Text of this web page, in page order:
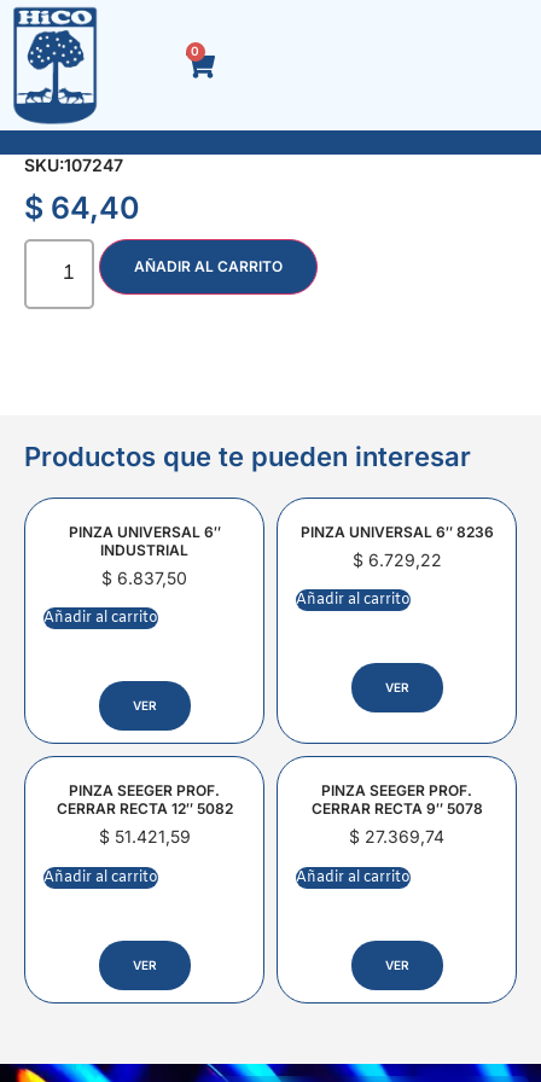
0
PERNO P/ARCO SIERRA
SKU:107247
$ 64,40
AÑADIR AL CARRITO
Productos que te pueden interesar
PINZA UNIVERSAL 6″
INDUSTRIAL
$ 6.837,50
Añadir al carrito
VER
PINZA UNIVERSAL 6″ 8236
$6.729,22
Añadir al carrito
VER
PINZA SEEGER PROF.
CERRAR RECTA 12″ 5082
$51.421,59
Añadir al carrito
VER
PINZA SEEGER PROF.
CERRAR RECTA 9″ 5078
$ 27.369,74
Añadir al carrito
VER